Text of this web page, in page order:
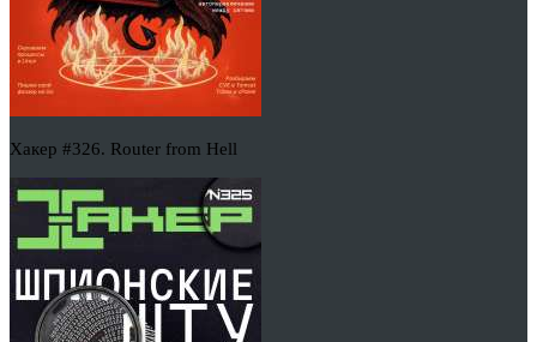
Хакер #326. Router from Hell